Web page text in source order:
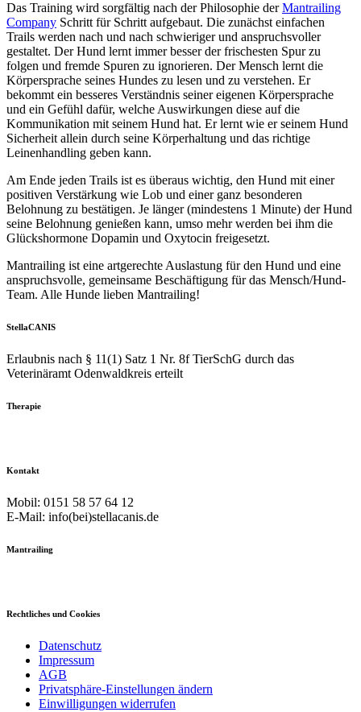
Das Training wird sorgfältig nach der Philosophie derMantrailing
Company Schritt für Schritt aufgebaut. Die zunächst einfachen
Trails werden nach und nach schwieriger und anspruchsvoller
gestaltet. Der Hund lernt immer besser der frischesten Spur zu
folgen und fremde Spuren zu ignorieren. Der Mensch lernt die
Körpersprache seines Hundes zu lesen und zu verstehen. Er
bekommt ein besseres Verständnis seiner eigenen Körpersprache
und ein Gefühl dafür, welche Auswirkungen diese auf die
Kommunikation mit seinem Hund hat. Er lernt wie er seinem Hund
Sicherheit allein durch seine Körperhaltung und das richtige
Leinenhandling geben kann.
Am Ende jeden Trails ist es überaus wichtig, den Hund mit einer
positiven Verstärkung wie Lob und einer ganz besonderen
Belohnung zu bestätigen. Je länger (mindestens 1 Minute) der Hund
seine Belohnung genießen kann, umso mehr werden bei ihm die
Glückshormone Dopamin und Oxytocin freigesetzt.
Mantrailing ist eine artgerechte Auslastung für den Hund und eine
anspruchsvolle, gemeinsame Beschäftigung für das Mensch/Hund-
Team. Alle Hunde lieben Mantrailing!
StellaCANIS
Erlaubnis nach § 11(1) Satz 1 Nr. 8f TierSchG durch das
Veterinäramt Odenwaldkreis erteilt
Therapie
Kontakt
Mobil: 0151 58 57 64 12
E-Mail: info(bei)stellacanis.de
Mantrailing
Rechtliches und Cookies
Datenschutz
Impressum
AGB
Privatsphäre-Einstellungen ändern
Einwilligungen widerrufen